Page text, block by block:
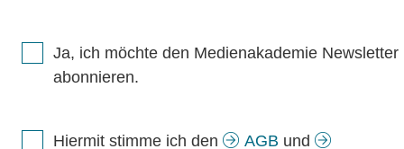
Ja, ich möchte den Medienakademie Newsletter
abonnieren.
Hiermit stimme ich den AGB und